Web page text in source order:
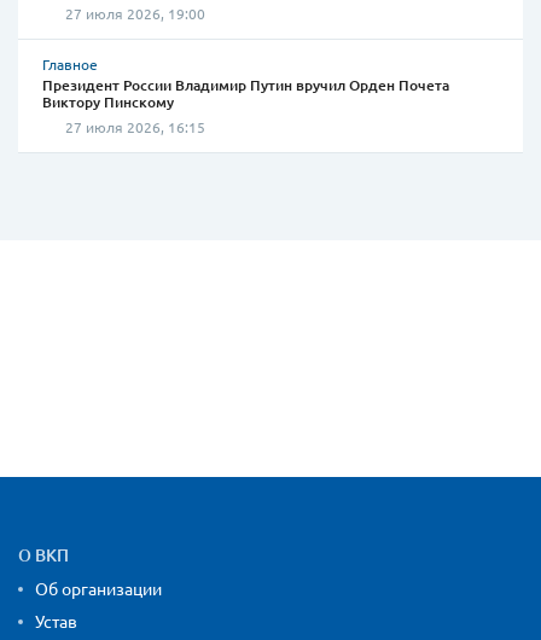
27 июля 2026, 19:00
Главное
Президент России Владимир Путин вручил Орден Почета
Виктору Пинскому
27 июля 2026, 16:15
Карта сайта и контактная
О ВКП
Об организации
Устав